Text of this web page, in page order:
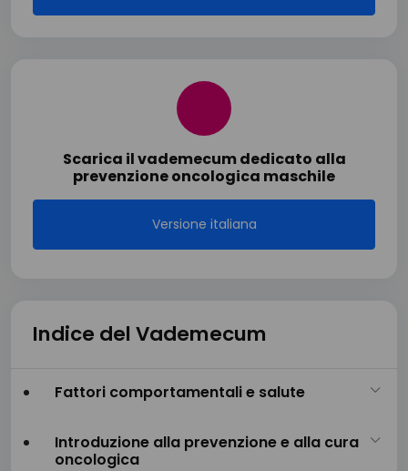
Scarica il vademecum dedicato alla
prevenzione oncologica maschile
Versione italiana
Indice del Vademecum
Fattori comportamentali e salute
Introduzione alla prevenzione e alla cura
oncologica